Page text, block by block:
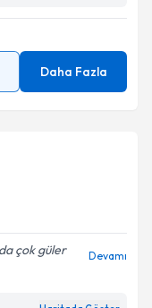
Daha Fazla
çok güler
Devamı